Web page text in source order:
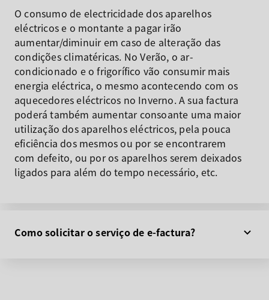
O consumo de electricidade dos aparelhos
eléctricos e o montante a pagar irão
aumentar/diminuir em caso de alteração das
condições climatéricas. No Verão, o ar-
condicionado e o frigorífico vão consumir mais
energia eléctrica, o mesmo acontecendo com os
aquecedores eléctricos no Inverno. A sua factura
poderá também aumentar consoante uma maior
utilização dos aparelhos eléctricos, pela pouca
eficiência dos mesmos ou por se encontrarem
com defeito, ou por os aparelhos serem deixados
ligados para além do tempo necessário, etc.
Como solicitar o serviço de e-factura?